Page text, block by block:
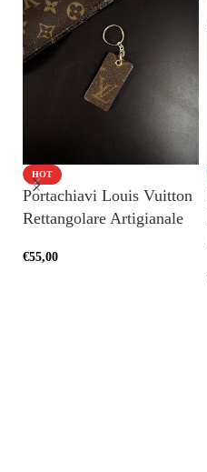
HOT
Portachiavi Louis Vuitton
Rettangolare Artigianale
€55,00